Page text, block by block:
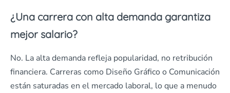
¿Una carrera con alta demanda garantiza
mejor salario?
No. La alta demanda refleja popularidad, no retribución
financiera. Carreras como Diseño Gráfico o Comunicación
están saturadas en el mercado laboral, lo que a menudo